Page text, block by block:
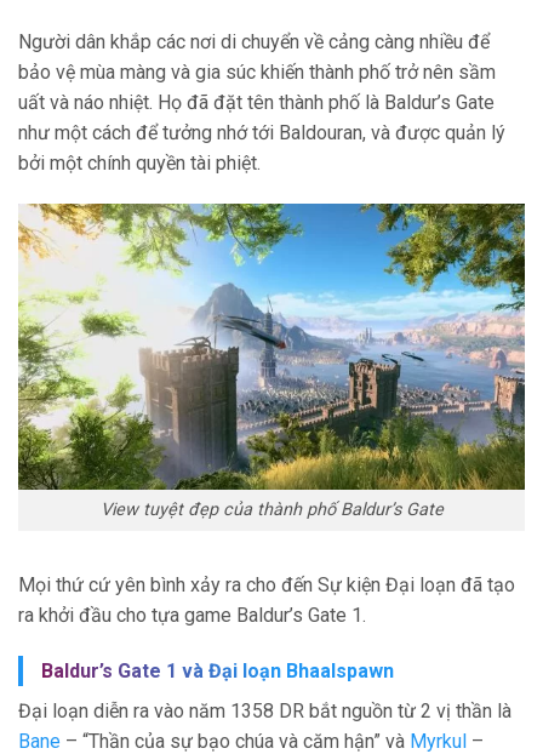
Người dân khắp các nơi di chuyển về cảng càng nhiều để
bảo vệ mùa màng và gia súc khiến thành phố trở nên sầm
uất và náo nhiệt. Họ đã đặt tên thành phố là Baldur’s Gate
như một cách để tưởng nhớ tới Baldouran, và được quản lý
bởi một chính quyền tài phiệt.
View tuyệt đẹp của thành phố Baldur’s Gate
Mọi thứ cứ yên bình xảy ra cho đến Sự kiện Đại loạn đã tạo
ra khởi đầu cho tựa game Baldur’s Gate 1.
Baldur’s Gate 1 và Đại loạn Bhaalspawn
Đại loạn diễn ra vào năm 1358 DR bắt nguồn từ 2 vị thần là
Bane – “Thần của sự bạo chúa và căm hận” và Myrkul –